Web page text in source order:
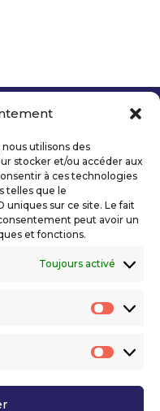
utilisons des
stocker et/ou accéder aux
à ces technologies
telles que le
sur ce site. Le fait
peut avoir un
et fonctions.
Toujours activé